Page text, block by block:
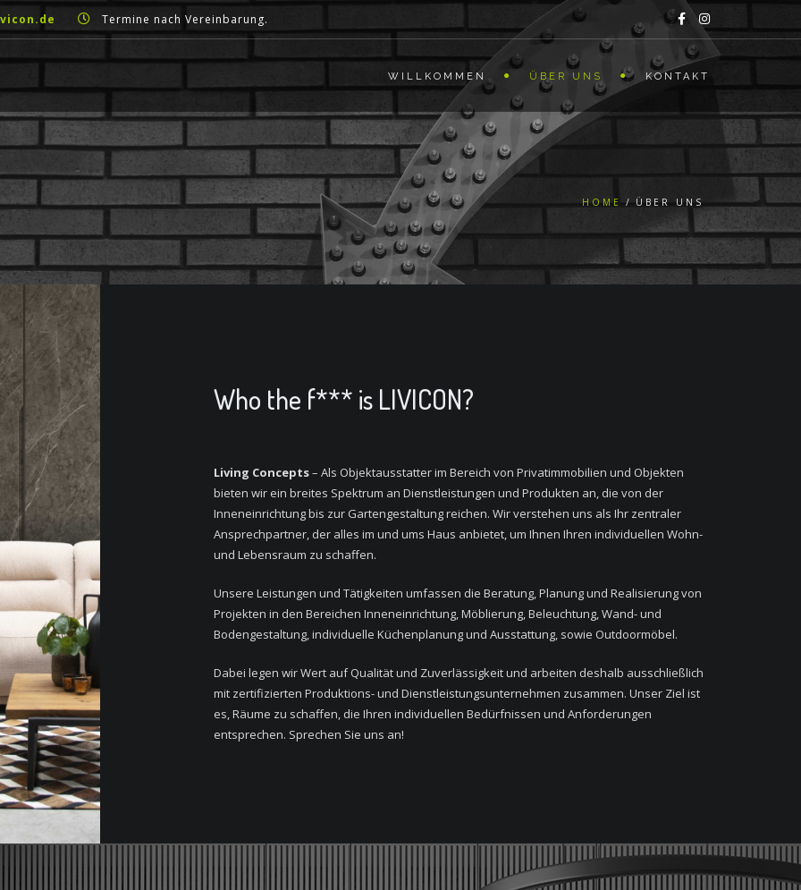
Termine nach Vereinbarung.
WILLKOMMEN ÜBER UNS KONTAKT
HOME ÜBER UNS
Who the f*** is LIVICON?
Living Concepts– Als Objektausstatter im Bereich von Privatimmobilien und Objekten
bieten wir ein breites Spektrum an Dienstleistungen und Produkten an, die von der
Inneneinrichtung bis zur Gartengestaltung reichen. Wir verstehen uns als Ihr zentraler
Ansprechpartner, der alles im und ums Haus anbietet, um Ihnen Ihren individuellen Wohn-
und Lebensraum zu schaffen.
Unsere Leistungen und Tätigkeiten umfassen die Beratung, Planung und Realisierung von
Projekten in den Bereichen Inneneinrichtung, Möblierung, Beleuchtung, Wand- und
Bodengestaltung, individuelle Küchenplanung und Ausstattung, sowie Outdoormöbel.
Dabei legen wir Wert auf Qualität und Zuverlässigkeit und arbeiten deshalb ausschließlich
mit zertifizierten Produktions- und Dienstleistungsunternehmen zusammen. Unser Ziel ist
es, Räume zu schaffen, die Ihren individuellen Bedürfnissen und Anforderungen
entsprechen. Sprechen Sie uns an!